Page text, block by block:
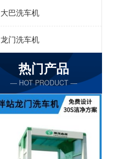
大巴洗车机
龙门洗车机
热门产品
— HOT PRODUCT —